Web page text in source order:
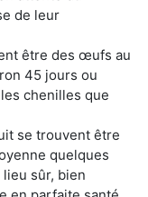
de leur
être des œufs au
45 jours ou
chenilles que
se trouvent être
quelques
sûr, bien